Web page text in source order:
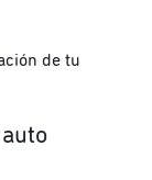
de tu